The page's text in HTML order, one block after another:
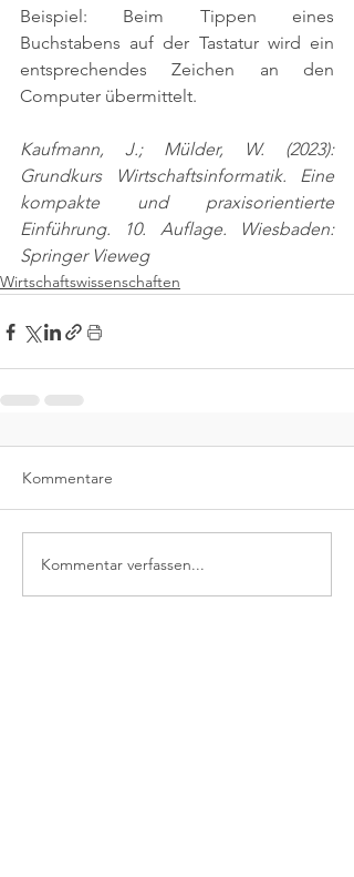
Beispiel: Beim Tippen eines
Buchstabens auf der Tastatur wird ein
entsprechendes Zeichen an den
Computer übermittelt.
Kaufmann, J.; Mülder, W. (2023):
Grundkurs Wirtschaftsinformatik. Eine
kompakte und praxisorientierte
Einführung. 10. Auflage. Wiesbaden:
Springer Vieweg
Wirtschaftswissenschaften
Kommentare
Kommentar verfassen...